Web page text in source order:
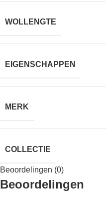
WOLLENGTE
EIGENSCHAPPEN
MERK
COLLECTIE
Beoordelingen (0)
Beoordelingen